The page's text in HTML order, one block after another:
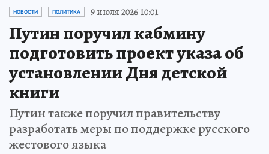
НОВОСТИ ПОЛИТИКА 9 июля 2026 10:01
Путин поручил кабмину
подготовить проект указа об
установлении Дня детской
книги
Путин также поручил правительству
разработать меры по поддержке русского
жестового языка